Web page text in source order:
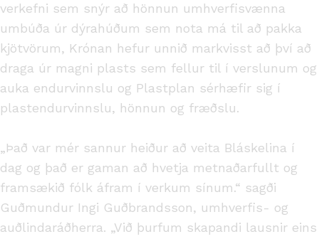
verkefni sem snýr að hönnun umhverfisvænna
umbúða úr dýrahúðum sem nota má til að pakka
kjötvörum, Krónan hefur unnið markvisst að því að
draga úr magni plasts sem fellur til í verslunum og
auka endurvinnslu og Plastplan sérhæfir sig í
plastendurvinnslu, hönnun og fræðslu.
„Það var mér sannur heiður að veita Bláskelina í
dag og það er gaman að hvetja metnaðarfullt og
framsækið fólk áfram í verkum sínum.“ sagði
Guðmundur Ingi Guðbrandsson, umhverfis- og
auðlindaráðherra. „Við þurfum skapandi lausnir eins